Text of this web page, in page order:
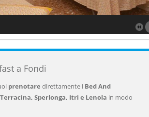
a Fondi
prenotare direttamente i Bed And
Sperlonga, Itri e Lenola in modo